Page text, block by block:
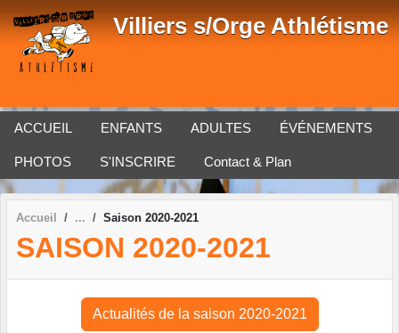
Villiers s/Orge Athlétisme
ACCUEIL ENFANTS ADULTES ÉVÉNEMENTS
PHOTOS S'INSCRIRE Contact & Plan
Accueil Saison 2020-2021
SAISON 2020-2021
Actualités de la saison 2020-2021
Panneau de gestion des cookies